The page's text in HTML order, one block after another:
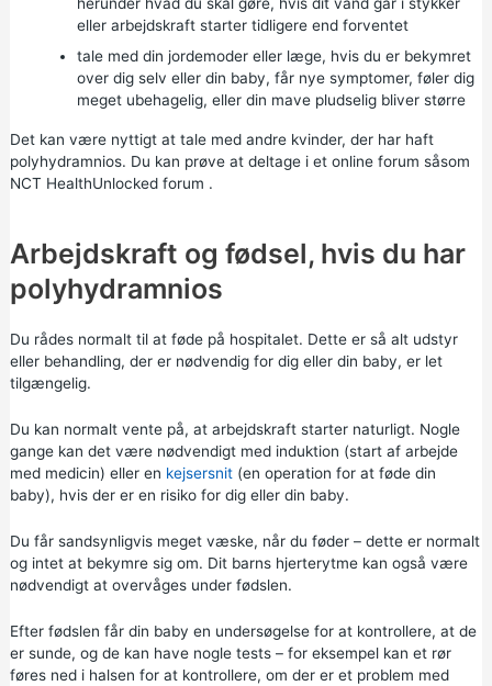
herunder hvad du skal gøre, hvis dit vand går i stykker
eller arbejdskraft starter tidligere end forventet
tale med din jordemoder eller læge, hvis du er bekymret
over dig selv eller din baby, får nye symptomer, føler dig
meget ubehagelig, eller din mave pludselig bliver større
Det kan være nyttigt at tale med andre kvinder, der har haft
polyhydramnios. Du kan prøve at deltage i et online forum såsom
NCT HealthUnlocked forum .
Arbejdskraft og fødsel, hvis du har
polyhydramnios
Du rådes normalt til at føde på hospitalet. Dette er så alt udstyr
eller behandling, der er nødvendig for dig eller din baby, er let
tilgængelig.
Du kan normalt vente på, at arbejdskraft starter naturligt. Nogle
gange kan det være nødvendigt med induktion (start af arbejde
med medicin) eller en kejsersnit(en operation for at føde din
baby), hvis der er en risiko for dig eller din baby.
Du får sandsynligvis meget væske, når du føder – dette er normalt
og intet at bekymre sig om. Dit barns hjerterytme kan også være
nødvendigt at overvåges under fødslen.
Efter fødslen får din baby en undersøgelse for at kontrollere, at de
er sunde, og de kan have nogle tests – for eksempel kan et rør
føres ned i halsen for at kontrollere, om der er et problem med